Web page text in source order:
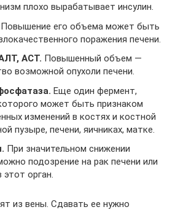
плохо вырабатывает инсулин.
Повышение его объема может быть
поражения печени.
АСТ. Повышенный объем —
возможной опухоли печени.
Еще один фермент,
может быть признаком
изменений в костях и костной
пузыре, печени, яичниках, матке.
При значительном снижении
подозрение на рак печени или
орган.
из вены. Сдавать ее нужно